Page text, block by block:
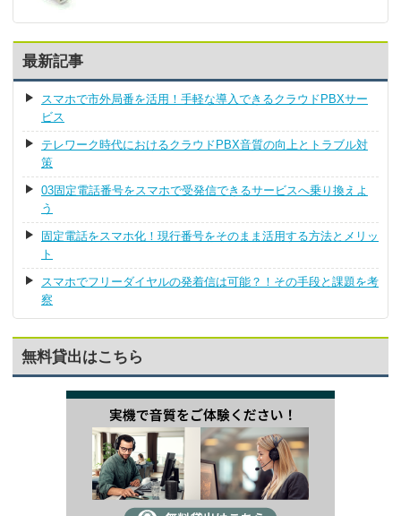
最新記事
スマホで市外局番を活用！手軽な導入できるクラウドPBXサー
ビス
テレワーク時代におけるクラウドPBX音質の向上とトラブル対
策
03固定電話番号をスマホで受発信できるサービスへ乗り換えよ
う
固定電話をスマホ化！現行番号をそのまま活用する方法とメリッ
ト
スマホでフリーダイヤルの発着信は可能？！その手段と課題を考
察
無料貸出はこちら